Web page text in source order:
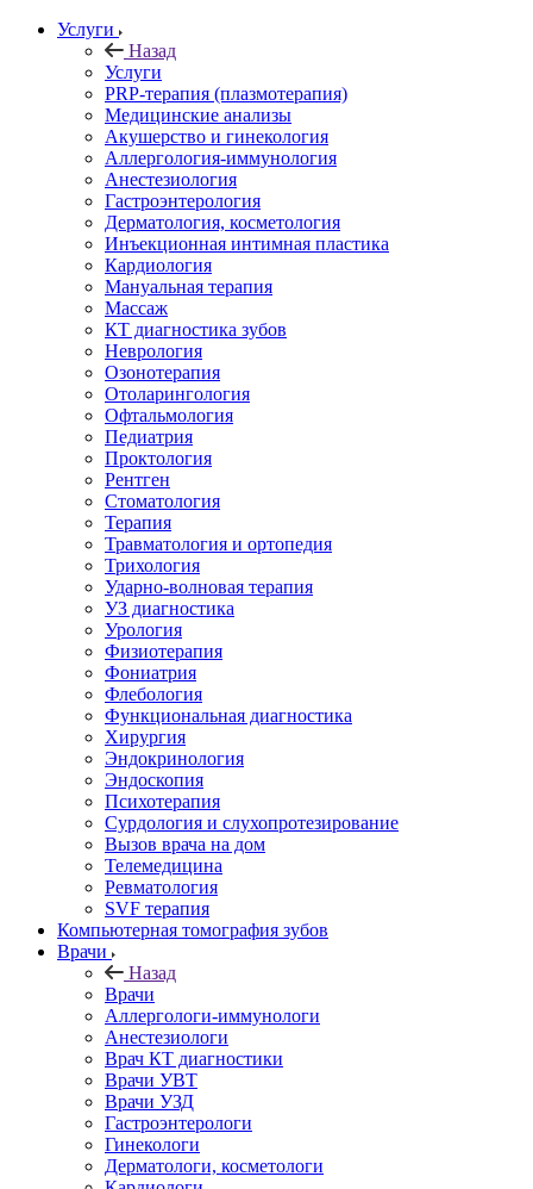
Услуги
Назад
Услуги
PRP-терапия (плазмотерапия)
Медицинские анализы
Акушерство и гинекология
Аллергология-иммунология
Анестезиология
Гастроэнтерология
Дерматология, косметология
Инъекционная интимная пластика
Кардиология
Мануальная терапия
Массаж
КТ диагностика зубов
Неврология
Озонотерапия
Отоларингология
Офтальмология
Педиатрия
Проктология
Рентген
Стоматология
Терапия
Травматология и ортопедия
Трихология
Ударно-волновая терапия
УЗ диагностика
Урология
Физиотерапия
Фониатрия
Флебология
Функциональная диагностика
Хирургия
Эндокринология
Эндоскопия
Психотерапия
Сурдология и слухопротезирование
Вызов врача на дом
Телемедицина
Ревматология
SVF терапия
Компьютерная томография зубов
Врачи
Назад
Врачи
Аллергологи-иммунологи
Анестезиологи
Врач КТ диагностики
Врачи УВТ
Врачи УЗД
Гастроэнтерологи
Гинекологи
Дерматологи, косметологи